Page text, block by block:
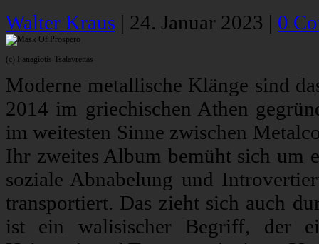
Walter Kraus | 24. Januar 2023 | 0
(c) Panagiotis Tsalavrettas
Moderne metallische Klänge sind
2014 im griechischen Athen
im weitesten Sinne zwischen
Ihr zweites Album bemüht sich um
soziale Abnabelung und
transportiert. Das zieht sich auch
ist ein walisischer Begriff, der